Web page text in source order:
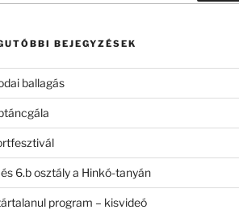
BEJEGYZÉSEK
ballagás
6.b osztály a Hinkó-tanyán
program – kisvideó